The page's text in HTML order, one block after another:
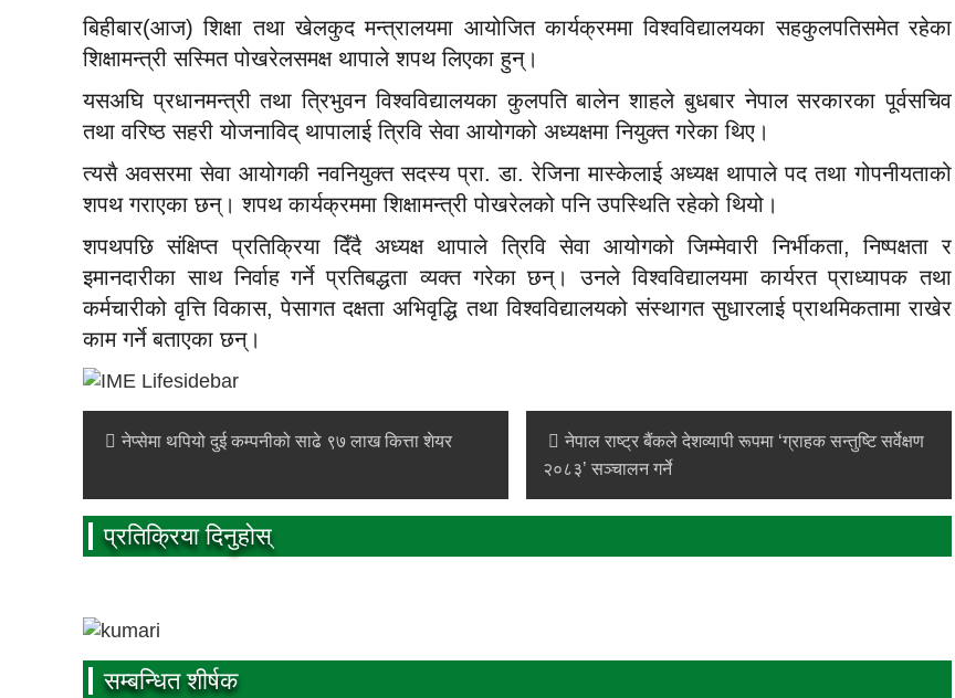
बिहीबार(आज) शिक्षा तथा खेलकुद मन्त्रालयमा आयोजित कार्यक्रममा विश्वविद्यालयका सहकुलपतिसमेत रहेका
शिक्षामन्त्री सस्मित पोखरेलसमक्ष थापाले शपथ लिएका हुन्।
यसअघि प्रधानमन्त्री तथा त्रिभुवन विश्वविद्यालयका कुलपति बालेन शाहले बुधबार नेपाल सरकारका पूर्वसचिव
तथा वरिष्ठ सहरी योजनाविद् थापालाई त्रिवि सेवा आयोगको अध्यक्षमा नियुक्त गरेका थिए।
त्यसै अवसरमा सेवा आयोगकी नवनियुक्त सदस्य प्रा. डा. रेजिना मास्केलाई अध्यक्ष थापाले पद तथा गोपनीयताको
शपथ गराएका छन्। शपथ कार्यक्रममा शिक्षामन्त्री पोखरेलको पनि उपस्थिति रहेको थियो।
शपथपछि संक्षिप्त प्रतिक्रिया दिँदै अध्यक्ष थापाले त्रिवि सेवा आयोगको जिम्मेवारी निर्भीकता, निष्पक्षता र
इमानदारीका साथ निर्वाह गर्ने प्रतिबद्धता व्यक्त गरेका छन्। उनले विश्वविद्यालयमा कार्यरत प्राध्यापक तथा
कर्मचारीको वृत्ति विकास, पेसागत दक्षता अभिवृद्धि तथा विश्वविद्यालयको संस्थागत सुधारलाई प्राथमिकतामा राखेर
काम गर्ने बताएका छन्।
नेप्सेमा थपियो दुई कम्पनीको साढे ९७ लाख कित्ता शेयर
नेपाल राष्ट्र बैंकले देशव्यापी रूपमा ‘ग्राहक सन्तुष्टि सर्वेक्षण
२०८३’ सञ्चालन गर्ने
प्रतिक्रिया दिनुहोस्
सम्बन्धित शीर्षक